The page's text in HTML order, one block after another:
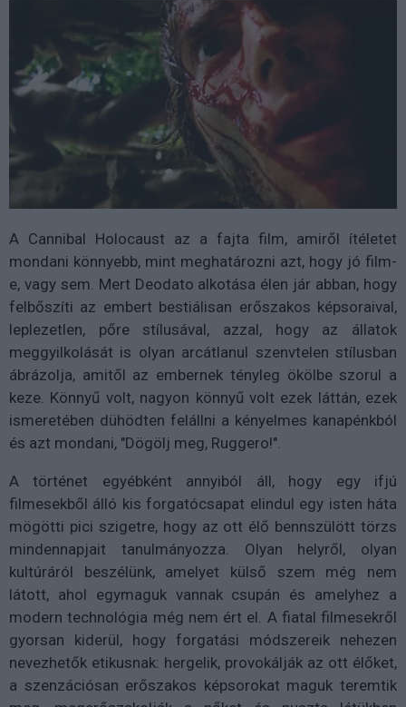
A Cannibal Holocaust az a fajta film, amiről ítéletet
mondani könnyebb, mint meghatározni azt, hogy jó film-
e, vagy sem. Mert Deodato alkotása élen jár abban, hogy
felbőszíti az embert bestiálisan erőszakos képsoraival,
leplezetlen, pőre stílusával, azzal, hogy az állatok
meggyilkolását is olyan arcátlanul szenvtelen stílusban
ábrázolja, amitől az embernek tényleg ökölbe szorul a
keze. Könnyű volt, nagyon könnyű volt ezek láttán, ezek
ismeretében dühödten felállni a kényelmes kanapénkból
és azt mondani, "Dögölj meg, Ruggero!".
A történet egyébként annyiból áll, hogy egy ifjú
filmesekből álló kis forgatócsapat elindul egy isten háta
mögötti pici szigetre, hogy az ott élő bennszülött törzs
mindennapjait tanulmányozza. Olyan helyről, olyan
kultúráról beszélünk, amelyet külső szem még nem
látott, ahol egymaguk vannak csupán és amelyhez a
modern technológia még nem ért el. A fiatal filmesekről
gyorsan kiderül, hogy forgatási módszereik nehezen
nevezhetők etikusnak: hergelik, provokálják az ott élőket,
a szenzációsan erőszakos képsorokat maguk teremtik